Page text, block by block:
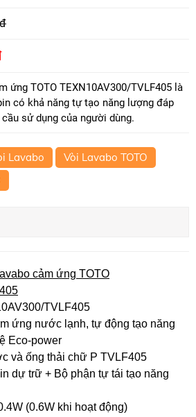
ứng TOTO TEXN10AV300/TVLF405 là
có khả năng tự tạo năng lượng đáp
sử dụng của người dùng.
Lavabo
Vòi Lavabo TOTO
cảm ứng TOTO
TVLF405
ứng nước lạnh, tự động tạo năng
Eco-power
và ống thải chữ P TVLF405
dự trữ + Bộ phận tự tái tạo năng
(0.6W khi hoạt động)